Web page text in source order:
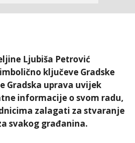
Ljubiša Petrović
ključeve Gradske
Gradska uprava uvijek
informacije o svom radu,
zalagati za stvaranje
svakog građanina.